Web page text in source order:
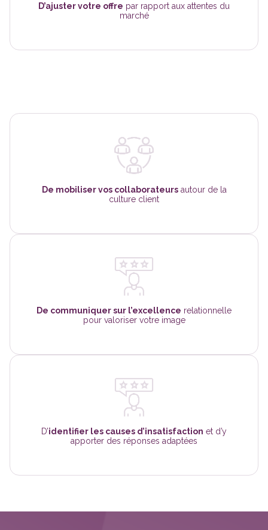
D’ajuster votre offre par rapport aux attentes du
marché
De mobiliser vos collaborateursautour de la
culture client
De communiquer sur l’excellence relationnelle
pour valoriser votre image
D’identifier les causes d’insatisfaction et d’y
apporter des réponses adaptées